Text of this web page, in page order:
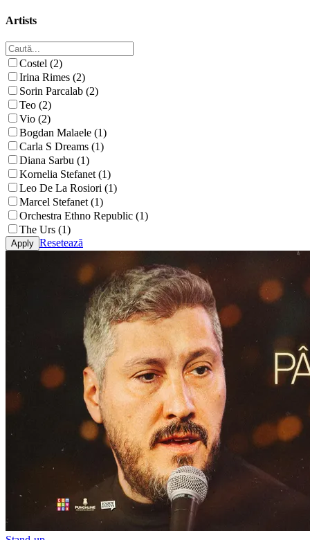
Artists
Costel (2)
Irina Rimes (2)
Sorin Parcalab (2)
Teo (2)
Vio (2)
Bogdan Malaele (1)
Carla S Dreams (1)
Diana Sarbu (1)
Kornelia Stefanet (1)
Leo De La Rosiori (1)
Marcel Stefanet (1)
Orchestra Ethno Republic (1)
The Urs (1)
Resetează